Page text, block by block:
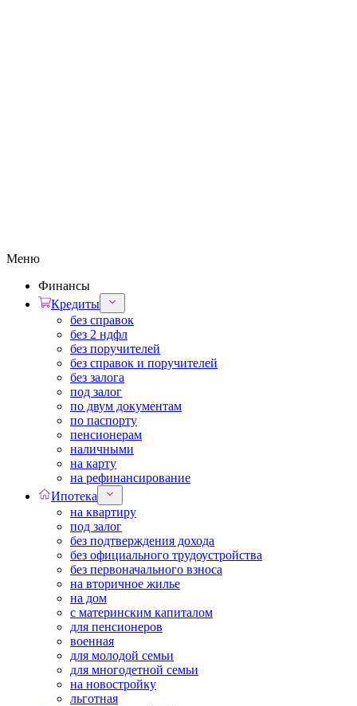
Меню
Финансы
Кредиты
без справок
без 2 ндфл
без поручителей
без справок и поручителей
без залога
под залог
по двум документам
по паспорту
пенсионерам
наличными
на карту
на рефинансирование
Ипотека
на квартиру
под залог
без подтверждения дохода
без официального трудоустройства
без первоначального взноса
на вторичное жилье
на дом
с материнским капиталом
для пенсионеров
военная
для молодой семьи
для многодетной семьи
на новостройку
льготная